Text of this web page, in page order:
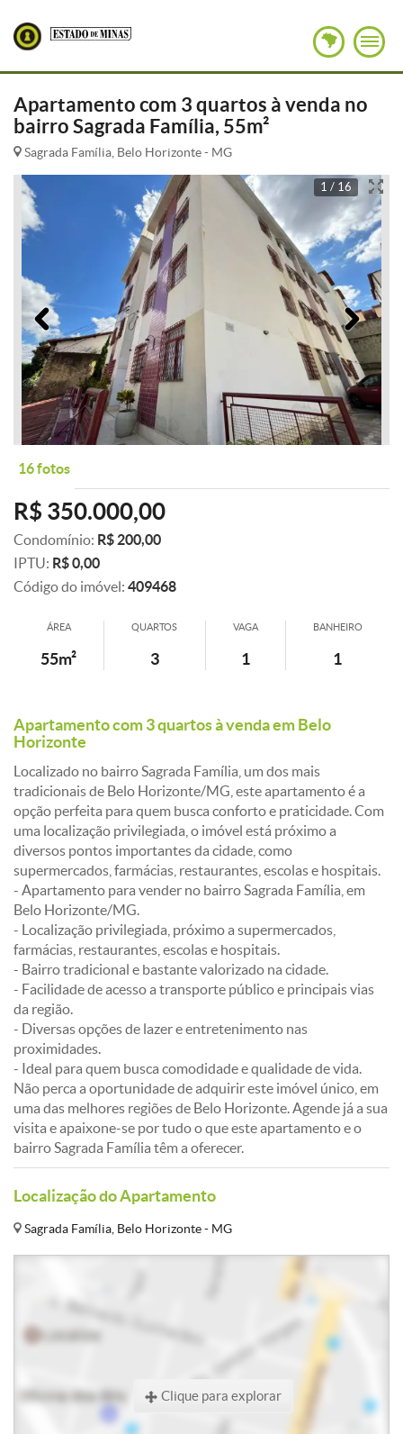
Apartamento com 3 quartos à venda no
bairro Sagrada Família, 55m²
Sagrada Família, Belo Horizonte - MG
1 / 16
Anterior
16 fotos
R$ 350.000,00
Condomínio: R$ 200,00
IPTU: R$ 0,00
Código do imóvel: 409468
ÁREA
55m²
QUARTOS
3
VAGA
1
BANHEIRO
1
Apartamento com 3 quartos à venda em Belo
Horizonte
Localizado no bairro Sagrada Família, um dos mais
tradicionais de Belo Horizonte/MG, este apartamento é a
opção perfeita para quem busca conforto e praticidade. Com
uma localização privilegiada, o imóvel está próximo a
diversos pontos importantes da cidade, como
supermercados, farmácias, restaurantes, escolas e hospitais.
- Apartamento para vender no bairro Sagrada Família, em
Belo Horizonte/MG.
- Localização privilegiada, próximo a supermercados,
farmácias, restaurantes, escolas e hospitais.
- Bairro tradicional e bastante valorizado na cidade.
- Facilidade de acesso a transporte público e principais vias
da região.
- Diversas opções de lazer e entretenimento nas
proximidades.
- Ideal para quem busca comodidade e qualidade de vida.
Não perca a oportunidade de adquirir este imóvel único, em
uma das melhores regiões de Belo Horizonte. Agende já a sua
visita e apaixone-se por tudo o que este apartamento e o
bairro Sagrada Família têm a oferecer.
Localização do Apartamento
Sagrada Família, Belo Horizonte - MG
Clique para explorar